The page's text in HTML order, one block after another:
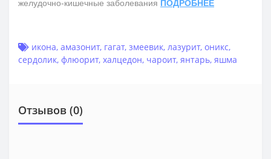
желудочно-кишечные заболевания ПОДРОБНЕЕ
икона, амазонит, гагат, змеевик, лазурит, оникс,
сердолик, флюорит, халцедон, чароит, янтарь, яшма
Отзывов (0)